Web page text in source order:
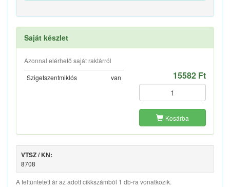
Saját készlet
Azonnal elérhető saját raktárról
Szigetszentmiklós
van 15582 Ft
Kosárba
VTSZ / KN:
8708
A feltüntetett ár az adott cikkszámból 1 db-ra vonatkozik.